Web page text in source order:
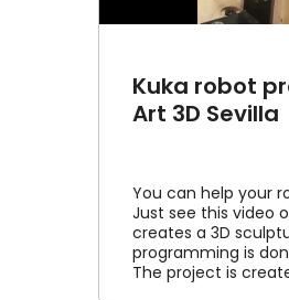
Kuka robot
Art 3D Sevilla
You can help your
Just see this video
creates a 3D
programming is
The project is